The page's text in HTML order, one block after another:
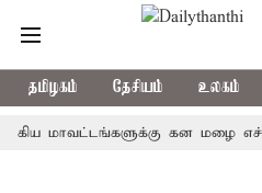
தமிழகம் தேசியம் உலகம்
கன மழை எச்சரிக்கை